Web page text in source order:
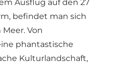
Ausflug auf den 27
befindet man sich
Von
phantastische
Kulturlandschaft,